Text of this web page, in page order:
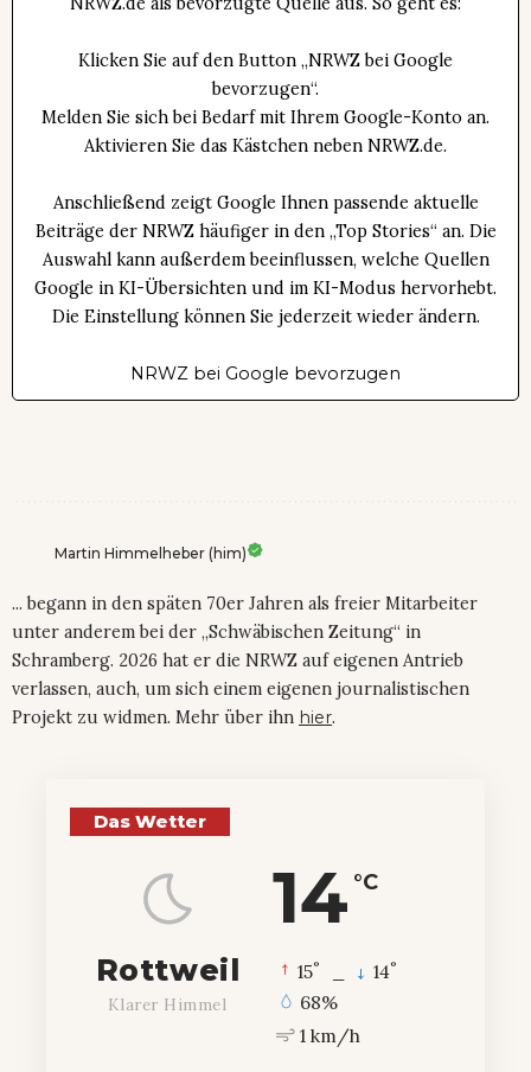
Klicken Sie auf den Button „NRWZ bei Google
bevorzugen“.
Melden Sie sich bei Bedarf mit Ihrem Google-Konto an.
Aktivieren Sie das Kästchen neben NRWZ.de.
Anschließend zeigt Google Ihnen passende aktuelle
Beiträge der NRWZ häufiger in den „Top Stories“ an. Die
Auswahl kann außerdem beeinflussen, welche Quellen
Google in KI-Übersichten und im KI-Modus hervorhebt.
Die Einstellung können Sie jederzeit wieder ändern.
NRWZ bei Google bevorzugen
Martin Himmelheber (him)
... begann in den späten 70er Jahren als freier Mitarbeiter
unter anderem bei der „Schwäbischen Zeitung“ in
Schramberg. 2026 hat er die NRWZ auf eigenen Antrieb
verlassen, auch, um sich einem eigenen journalistischen
Projekt zu widmen. Mehr über ihn hier.
Das Wetter
14 °C
Rottweil
Klarer Himmel
15° 14°
68%
1 km/h